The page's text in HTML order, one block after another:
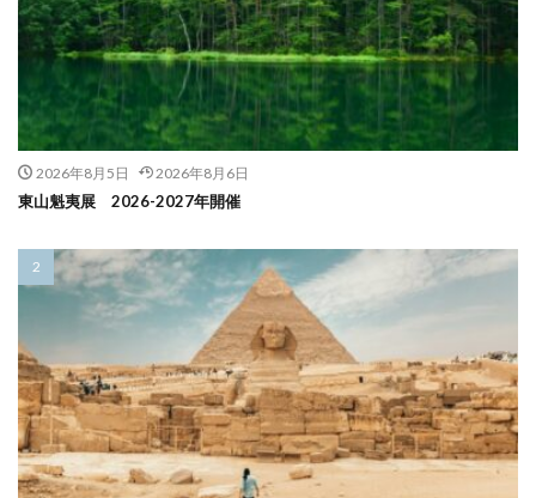
2026年8月5日 2026年8月6日
東山魁夷展 2026-2027年開催